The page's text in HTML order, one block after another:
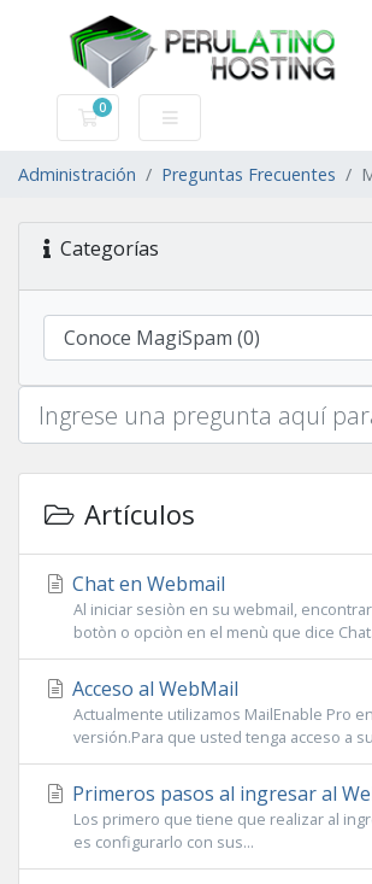
0
Carro de Pedidos
Administración Preguntas Frecuentes
Categorías
Artículos
Chat en Webmail
Al iniciar sesiòn en su webmail,
botòn o opciòn en el menù que dice
Acceso al WebMail
Actualmente utilizamos MailEnable Pro
versión.Para que usted tenga acceso a
Primeros pasos al ingresar al
Los primero que tiene que realizar al
es configurarlo con sus...